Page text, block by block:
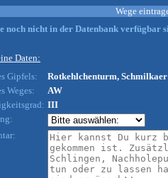
Wege
noch nicht in der Datenbank verfügbar
Daten:
Gipfels:
Rotkehlchenturm,
Weges:
AW
III